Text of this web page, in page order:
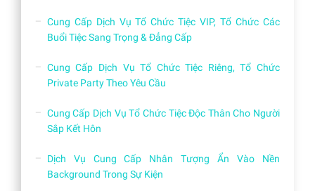
Cung Cấp Dịch Vụ Tổ Chức Tiệc VIP, Tổ Chức Các
Buổi Tiệc Sang Trọng & Đẳng Cấp
Cung Cấp Dịch Vụ Tổ Chức Tiệc Riêng, Tổ Chức
Private Party Theo Yêu Cầu
Cung Cấp Dịch Vụ Tổ Chức Tiệc Độc Thân Cho Người
Sắp Kết Hôn
Dịch Vụ Cung Cấp Nhân Tượng Ẩn Vào Nền
Background Trong Sự Kiện